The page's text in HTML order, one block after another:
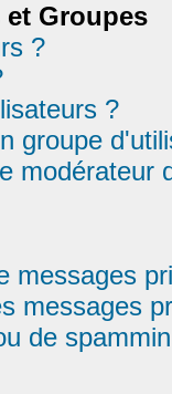
Groupes
?
?
groupe
modérateur
messages
messages
de